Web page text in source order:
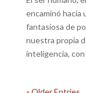
encaminó hacia
fantasiosa de
nuestra propia
inteligencia,